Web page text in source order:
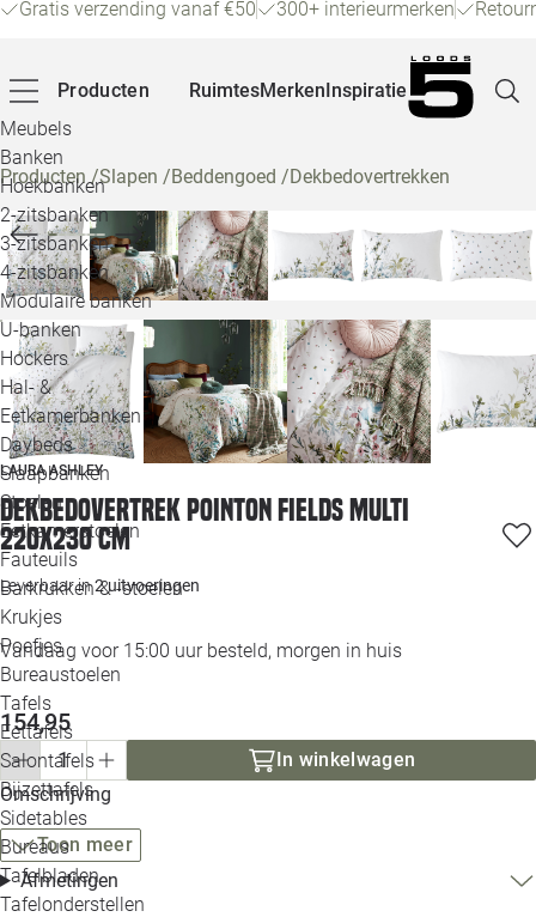
Gratis verzending vanaf €50 300+ interieurmerken
Producten
Meubels
Banken
Hoekbanken
2-zitsbanken
3-zitsbanken
4-zitsbanken
Modulaire banken
U-banken
Hockers
Hal- &
Eetkamerbanken
Daybeds
Slaapbanken
Stoelen
Eetkamerstoelen
Fauteuils
Barkrukken & -stoelen
Krukjes
Poefjes
Bureaustoelen
Tafels
Eettafels
Salontafels
Bijzettafels
Sidetables
Bureaus
Tafelbladen
Tafelonderstellen
RuimtesMerkenInspiratie
Alle
Producten/Slapen /Beddengoed /Dekbedovertrekken
LAURA ASHLEY
Dekbedovertrek Pointon Fields Multi
220x230 cm
Leverbaar in2 uitvoeringen
Vandaag voor 15:00 uur besteld, morgen in huis
154,95
In winkelwagen
Omschrijving
Toon meer
Afmetingen